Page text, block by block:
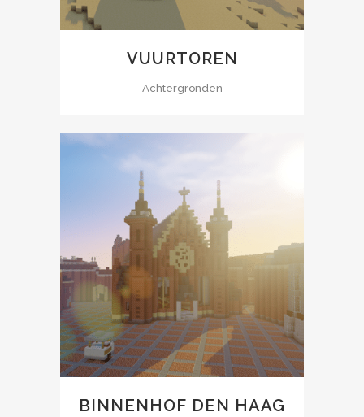
VUURTOREN
Achtergronden
BINNENHOF DEN HAAG